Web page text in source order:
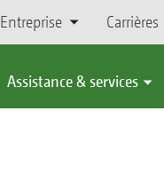
Entreprise Carrières
Assistance & services